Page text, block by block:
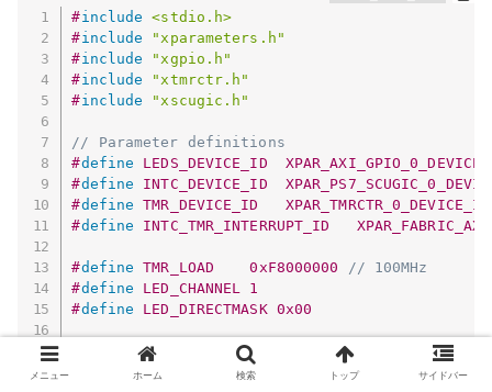
#include
<stdio.h>
#include
"xparameters.h"
#include
"xgpio.h"
#include
"xtmrctr.h"
#include "xscugic.h"
// Parameter definitions
#define LEDS_DEVICE_ID
#define INTC_DEVICE_ID
#define TMR_DEVICE_ID
XPAR_TMRCTR_0_DEVICE_ID
#define INTC_TMR_INTERRUPT_ID
#define TMR_LOAD 0xF8000000
// 100MHz
#define LED_CHANNEL
1
#define LED_DIRECTMASK 0x00
XGpio LEDInst
XScuGic GICInst
メニュー ホーム 検索 トップ サイドバー